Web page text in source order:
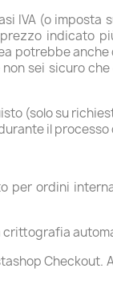
IVA (o
indicato
potrebbe
sei sicuro
(solo su
il processo
per ordini
crittografia